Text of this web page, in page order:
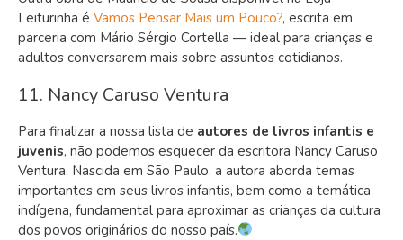
Leiturinha é Vamos Pensar Mais um Pouco?, escrita em
parceria com Mário Sérgio Cortella — ideal para crianças e
adultos conversarem mais sobre assuntos cotidianos.
11. Nancy Caruso Ventura
Para finalizar a nossa lista de autores de livros infantis e
juvenis, não podemos esquecer da escritora Nancy Caruso
Ventura. Nascida em São Paulo, a autora aborda temas
importantes em seus livros infantis, bem como a temática
indígena, fundamental para aproximar as crianças da cultura
dos povos originários do nosso país.